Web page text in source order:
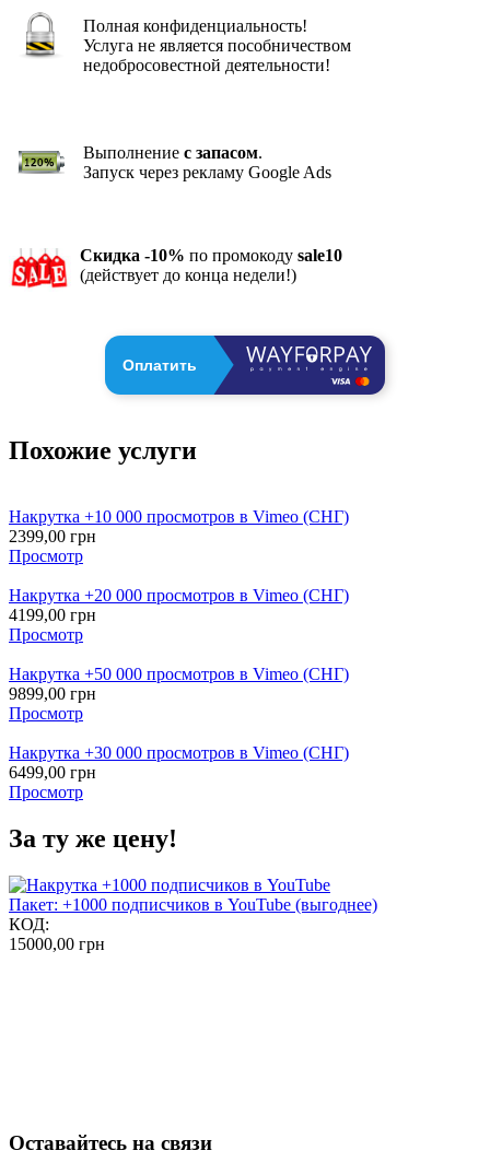
Полная конфиденциальность!
Услуга не является пособничеством
недобросовестной деятельности!
Выполнение с запасом.
Запуск через рекламу Google Ads
Скидка -10% по промокоду sale10
(действует до конца недели!)
Оплатить
Похожие услуги
Накрутка +10 000 просмотров в Vimeo (СНГ)
2399,00 грн
Просмотр
Накрутка +20 000 просмотров в Vimeo (СНГ)
4199,00 грн
Просмотр
Накрутка +50 000 просмотров в Vimeo (СНГ)
9899,00 грн
Просмотр
Накрутка +30 000 просмотров в Vimeo (СНГ)
6499,00 грн
Просмотр
За ту же цену!
Пакет: +1000 подписчиков в YouTube (выгоднее)
КОД:
15000,00 грн
Оставайтесь на связи